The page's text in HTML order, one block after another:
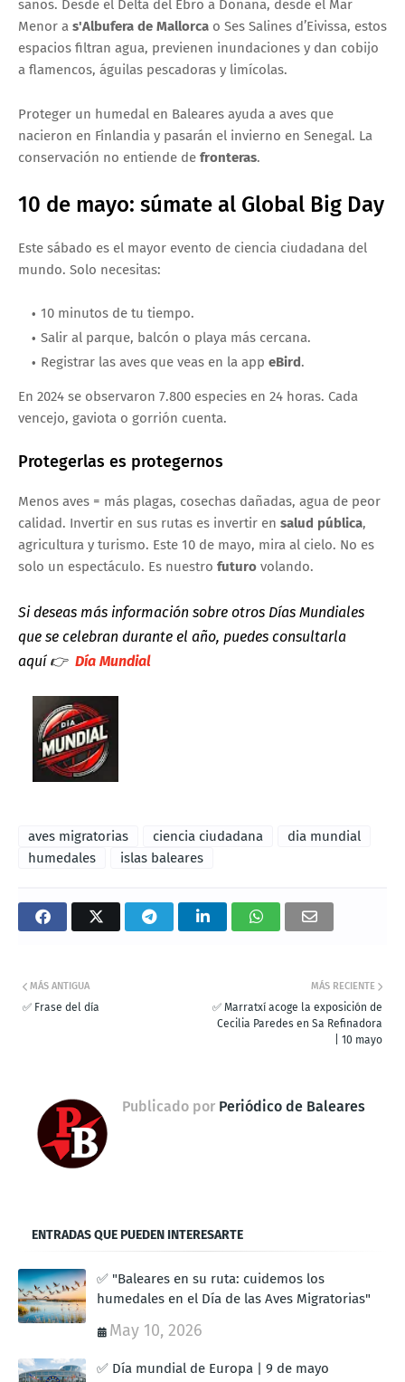
sanos. Desde el Delta del Ebro a Doñana, desde el Mar
Menor a s'Albufera de Mallorca o Ses Salines d’Eivissa, estos
espacios filtran agua, previenen inundaciones y dan cobijo
a flamencos, águilas pescadoras y limícolas.
Proteger un humedal en Baleares ayuda a aves que
nacieron en Finlandia y pasarán el invierno en Senegal. La
conservación no entiende de fronteras.
10 de mayo: súmate al Global Big Day
Este sábado es el mayor evento de ciencia ciudadana del
mundo. Solo necesitas:
10 minutos de tu tiempo.
Salir al parque, balcón o playa más cercana.
Registrar las aves que veas en la app eBird.
En 2024 se observaron 7.800 especies en 24 horas. Cada
vencejo, gaviota o gorrión cuenta.
Protegerlas es protegernos
Menos aves = más plagas, cosechas dañadas, agua de peor
calidad. Invertir en sus rutas es invertir en salud pública,
agricultura y turismo. Este 10 de mayo, mira al cielo. No es
solo un espectáculo. Es nuestro futuro volando.
Si deseas más información sobre otros Días Mundiales
que se celebran durante el año, puedes consultarla
aquí 👉 Día Mundial
aves migratorias ciencia ciudadana
dia mundial
humedales
islas baleares
MÁS RECIENTE
✅ Marratxí acoge la exposición de
Cecilia Paredes en Sa Refinadora
| 10 mayo
MÁS ANTIGUA
✅ Frase del día
Publicado por Periódico de Baleares
ENTRADAS QUE PUEDEN INTERESARTE
✅ "Baleares en su ruta: cuidemos los
humedales en el Día de las Aves Migratorias"
May 10, 2026
✅ Día mundial de Europa | 9 de mayo